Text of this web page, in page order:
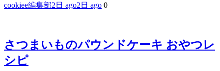
cookiee編集部2日 ago2日 ago 0
さつまいものパウンドケーキ おやつレ
シピ